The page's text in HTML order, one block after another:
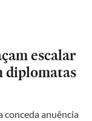
escalar
diplomatas
conceda anuência